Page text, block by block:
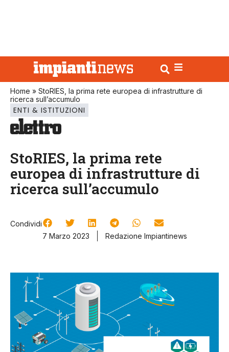
Home » StoRIES, la prima rete europea di infrastrutture di
ricerca sull’accumulo
ENTI & ISTITUZIONI
StoRIES, la prima rete
europea di infrastrutture di
ricerca sull’accumulo
Condividi
7 Marzo 2023
Redazione Impiantinews